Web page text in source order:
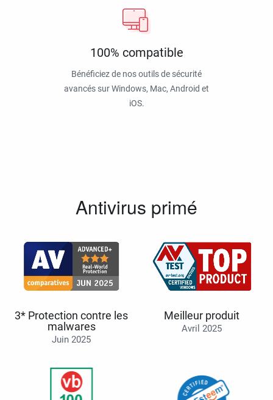
100% compatible
Bénéficiez de nos outils de sécurité
avancés sur Windows, Mac, Android et
iOS.
Antivirus primé
3* Protection contre les
malwares
Juin 2025
Meilleur produit
Avril 2025